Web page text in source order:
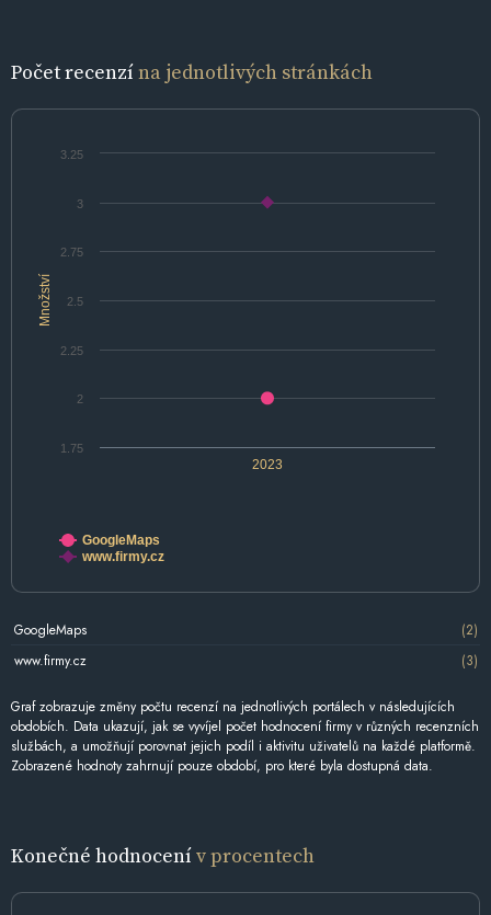
Počet recenzína jednotlivých stránkách
Množství
2023
1.75
2
2.25
2.5
2.75
3
3.25
GoogleMaps
www.firmy.cz
GoogleMaps
(2)
www.firmy.cz
(3)
Graf zobrazuje změny počtu recenzí na jednotlivých portálech v následujících
obdobích. Data ukazují, jak se vyvíjel počet hodnocení firmy v různých recenzních
službách, a umožňují porovnat jejich podíl i aktivitu uživatelů na každé platformě.
Zobrazené hodnoty zahrnují pouze období, pro které byla dostupná data.
Konečné hodnocenív procentech